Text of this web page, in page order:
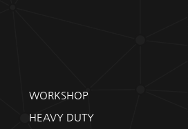
WORKSHOP
HEAVY DUTY